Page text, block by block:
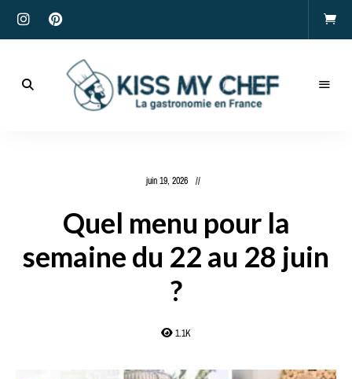
juin 19, 2026
Quel menu pour la
semaine du 22 au 28 juin
?
1.1K